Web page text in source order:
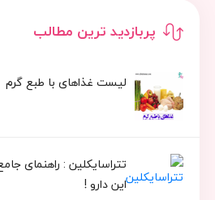
پربازدید ترین مطالب
لیست غذاهای با طبع گرم
تتراسایکلین : راهنمای
این دارو !